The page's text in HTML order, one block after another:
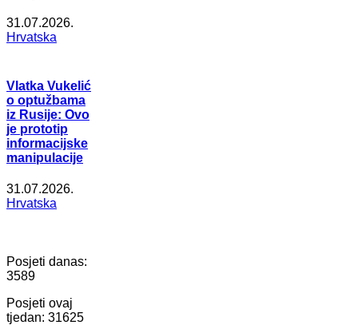
31.07.2026.
Hrvatska
Vlatka Vukelić
o optužbama
iz Rusije: Ovo
je prototip
informacijske
manipulacije
31.07.2026.
Hrvatska
Posjeti danas:
3589
Posjeti ovaj
tjedan: 31625